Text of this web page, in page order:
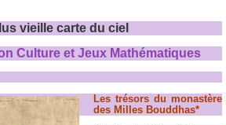
vieille carte du ciel
Culture et Jeux Mathématiques
Les trésors du monastère
des Milles Bouddhas*